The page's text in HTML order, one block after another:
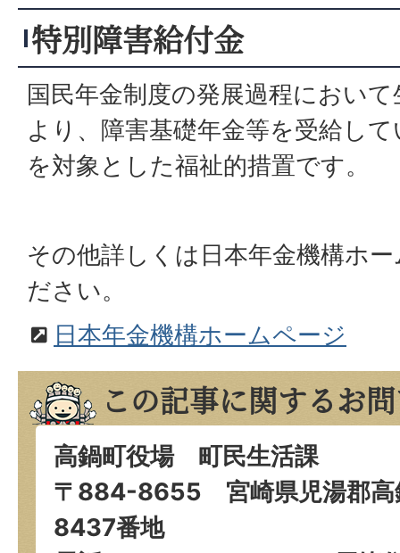
特別障害給付金
国民年金制度の発展過程におい
より、障害基礎年金等を受給し
を対象とした福祉的措置です。
その他詳しくは日本年金機構ホ
ださい。
日本年金機構ホームページ
この記事に関するお
高鍋町役場 町民生活課
〒884-8655 宮崎県児湯郡高
8437番地